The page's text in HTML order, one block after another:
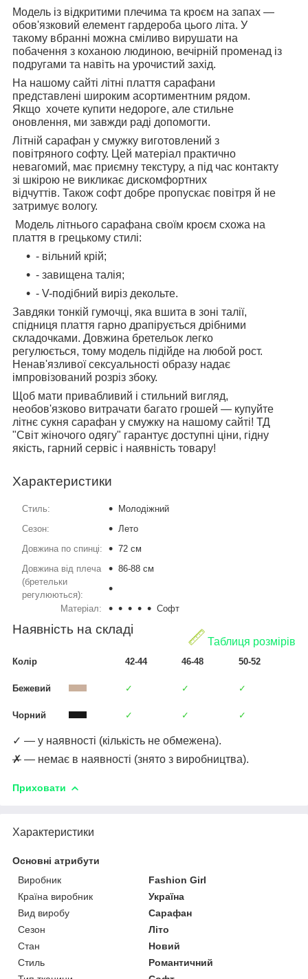
Модель із відкритими плечима та кроєм на запах —
обов'язковий елемент гардероба цього літа. У
такому вбранні можна сміливо вирушати на
побачення з коханою людиною, вечірній променад із
подругами та навіть на урочистий захід.
На нашому сайті літні плаття сарафани
представлені широким асортиментним рядом.
Якщо хочете купити недороге, але стильне
оновлення, ми завжди раді допомогти.
Літній сарафан у смужку виготовлений з
повітряного софту. Цей матеріал практично
невагомий, має приємну текстуру, а під час контакту
зі шкірою не викликає дискомфортних
відчуттів. Також софт добре пропускає повітря й не
затримує вологу.
Модель літнього сарафана своїм кроєм схожа на
плаття в грецькому стилі:
- вільний крій;
- завищена талія;
- V-подібний виріз декольте.
Завдяки тонкій гумочці, яка вшита в зоні талії,
спідниця плаття гарно драпірується дрібними
складочками. Довжина бретельок легко
регулюється, тому модель підійде на любой рост.
Ненав'язливої сексуальності образу надає
імпровізований розріз збоку.
Щоб мати привабливий і стильний вигляд,
необов'язково витрачати багато грошей — купуйте
літнє сукня сарафан у смужку на нашому сайті! ТД
"Світ жіночого одягу" гарантує доступні ціни, гідну
якість, гарний сервіс і наявність товару!
Характеристики
Стиль:
Молодіжний
Сезон:
Лето
Довжина по спинці:
72 см
Довжина від плеча
(бретельки
регулюються):
86-88 см
Матеріал: Софт
Таблиця розмірів
Наявність на складі
Колір 42-44 46-48 50-52
Бежевий ✓ ✓ ✓
Чорний ✓ ✓ ✓
✓ — у наявності (кількість не обмежена).
✗ — немає в наявності (знято з виробництва).
Приховати
Характеристики
Основні атрибути
Виробник
Fashion Girl
Країна виробник
Україна
Вид виробу
Сарафан
Сезон
Літо
Стан
Новий
Стиль
Романтичний